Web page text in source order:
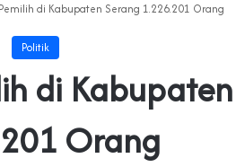
di Kabupaten Serang 1.226.201 Orang
Politik
di
Orang